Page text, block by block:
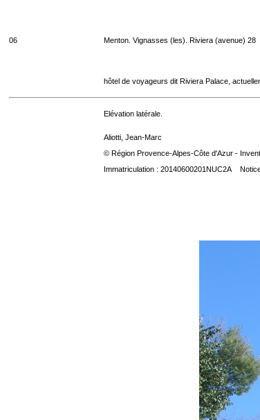
06 Menton. Vignasses (les). Riviera (avenue) 28
hôtel de voyageurs dit Riviera Palace,
Elévation latérale.
Aliotti, Jean-Marc
© Région Provence-Alpes-Côte d'Azur -
Immatriculation : 20140600201NUC2A